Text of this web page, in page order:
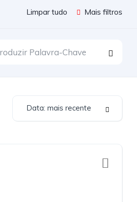
Limpar tudo Mais filtros
Data: mais recente